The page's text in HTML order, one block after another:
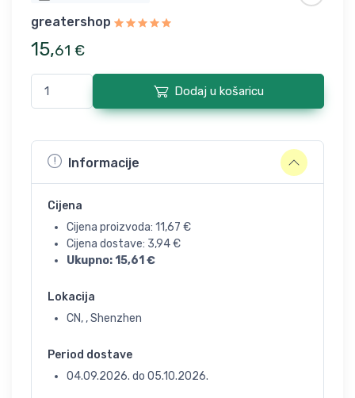
greatershop
15,61 €
Dodaj u košaricu
Informacije
Cijena
Cijena proizvoda: 11,67 €
Cijena dostave: 3,94€
Ukupno:15,61 €
Lokacija
CN, , Shenzhen
Period dostave
04.09.2026. do 05.10.2026.